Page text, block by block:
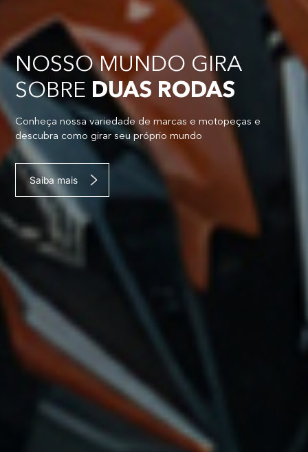
NOSSO MUNDO GIRA
SOBRE DUAS RODAS
Conheça nossa variedade de marcas e motopeças e
descubra como girar seu próprio mundo
Saiba mais